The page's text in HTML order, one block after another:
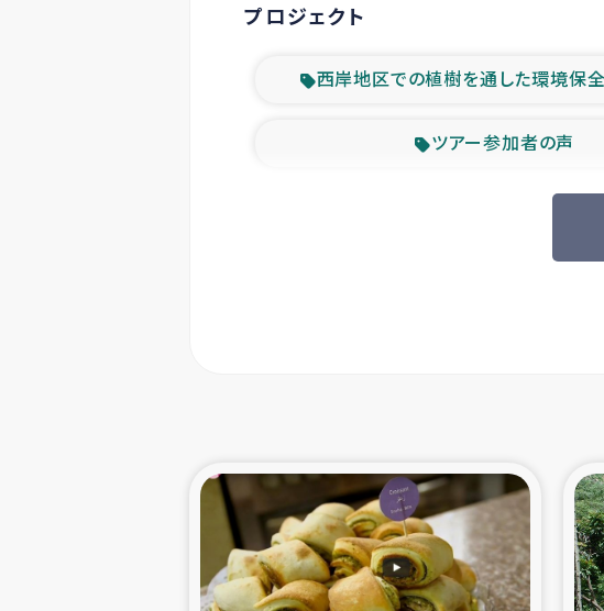
プロジェクト
西岸地区での植樹を通した環境保
ツアー参加者の声
緊急救援の時代
東ティモール豪雨緊急支
スリランカ 緊急人道支援
スリランカの南北女性をつなぐサリー・リ